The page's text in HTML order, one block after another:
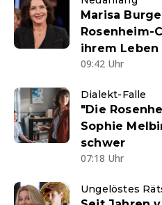
Marisa
Rosenheim-
ihrem
09:42 Uhr
Dialekt-Falle
"Die
Sophie
schwer
07:18 Uhr
Ungelöstes